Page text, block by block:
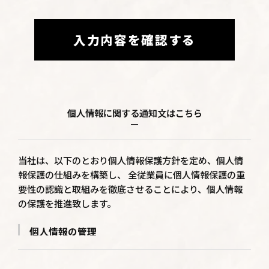
入力内容を確認する
個人情報に関する通知文はこちら
当社は、以下のとおり個人情報保護方針を定め、個人情
報保護の仕組みを構築し、 全従業員に個人情報保護の重
要性の認識と取組みを徹底させることにより、個人情報
の保護を推進致します。
個人情報の管理
当社は、お客さまの個人情報を正確かつ最新の状態に